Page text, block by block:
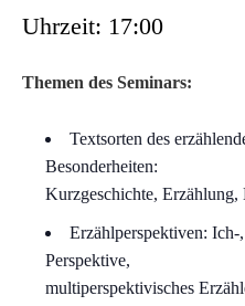
Uhrzeit: 17:00
Themen des Seminars:
Textsorten des
Besonderheiten:
Kurzgeschichte, Erzählung,
Erzählperspektiven: Ich-
Perspektive,
multiperspektivisches